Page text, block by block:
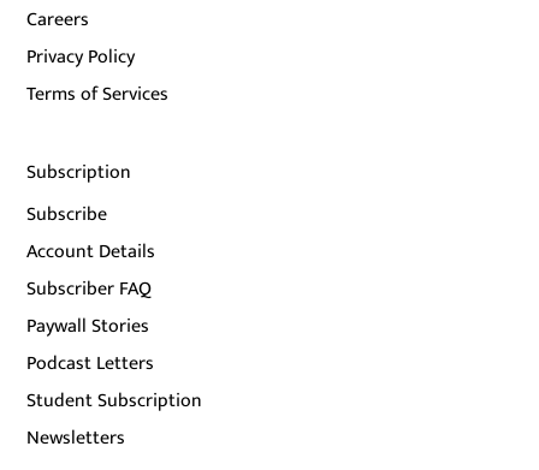
Careers
Privacy Policy
Terms of Services
Subscription
Subscribe
Account Details
Subscriber FAQ
Paywall Stories
Podcast Letters
Student Subscription
Newsletters